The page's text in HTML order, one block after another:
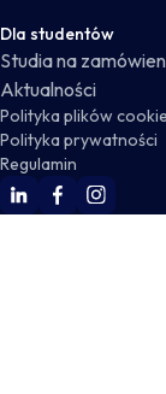
Dla studentów
Studia na
Aktualności
Polityka plików
Polityka prywatności
Regulamin
WSKZ Linkedin
WSKZWSKZ